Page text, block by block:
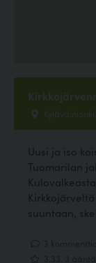
Uusi ja iso
Tuomarilan
suuntaan,